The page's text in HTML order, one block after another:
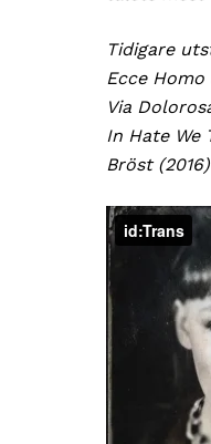
Tidigare
Ecce Homo
Via
In Hate We
Bröst (2016)